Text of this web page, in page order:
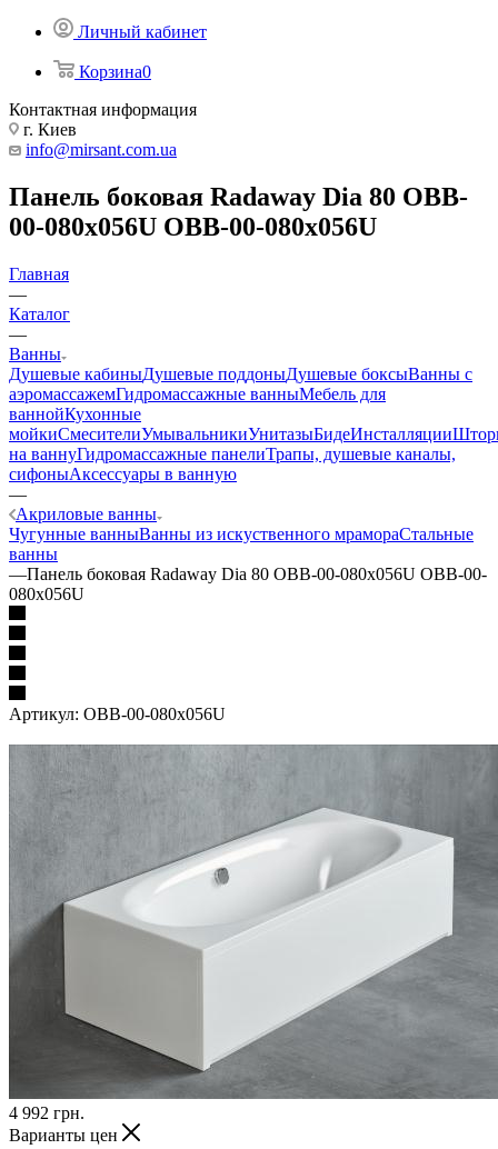
Личный кабинет
Корзина0
Контактная информация
г. Киев
info@mirsant.com.ua
Панель боковая Radaway Dia 80 OBB-
00-080x056U OBB-00-080x056U
Главная
—
Каталог
—
Ванны
Душевые кабиныДушевые поддоныДушевые боксыВанны с
аэромассажемГидромассажные ванныМебель для
ваннойКухонные
мойкиСмесителиУмывальникиУнитазыБидеИнсталляции
на ваннуГидромассажные панелиТрапы, душевые каналы,
сифоныАксессуары в ванную
—
Акриловые ванны
Чугунные ванныВанны из искуственного мрамораСтальные
ванны
—Панель боковая Radaway Dia 80 OBB-00-080x056U OBB-00-
080x056U
Артикул: OBB-00-080x056U
4 992 грн.
Варианты цен